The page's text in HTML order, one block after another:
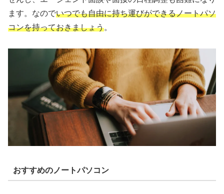
ます。なのでいつでも自由に持ち運びができるノートパソ
コンを持っておきましょう。
おすすめのノートパソコン